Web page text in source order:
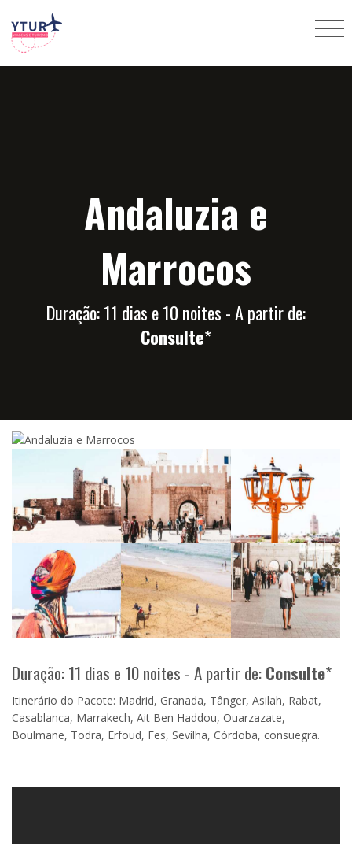
Andaluzia e
Marrocos
Duração: 11 dias e 10 noites - A partir de:
Consulte*
Duração: 11 dias e 10 noites - A partir de:Consulte*
Itinerário do Pacote: Madrid, Granada, Tânger, Asilah, Rabat,
Casablanca, Marrakech, Ait Ben Haddou, Ouarzazate,
Boulmane, Todra, Erfoud, Fes, Sevilha, Córdoba, consuegra.